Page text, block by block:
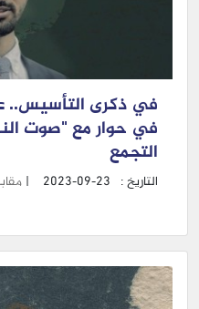
في ذكرى التأسيس..
في حوار مع "صوت
التجمع
التاريخ : 2023-09-23
|